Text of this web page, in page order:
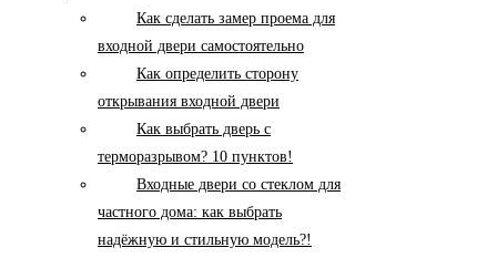
Как сделать замер проема для
входной двери самостоятельно
Как определить сторону
открывания входной двери
Как выбрать дверь с
терморазрывом? 10 пунктов!
Входные двери со стеклом для
частного дома: как выбрать
надёжную и стильную модель?!